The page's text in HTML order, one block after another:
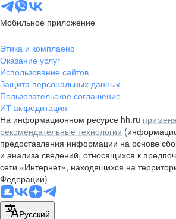
Мобильное приложение
Этика и комплаенс
Оказание услуг
Использование сайтов
Защита персональных данных
Пользовательское соглашение
ИТ аккредитация
На информационном ресурсе hh.ru
рекомендательные технологии
предоставления информации на основе
и анализа сведений, относящихся к
сети «Интернет», находящихся на
Федерации)
Русский